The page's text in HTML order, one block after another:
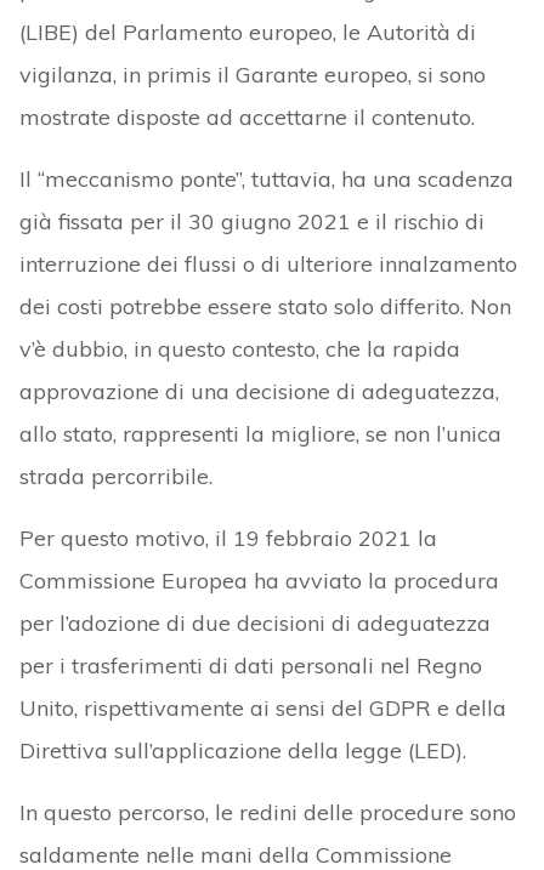
(LIBE) del Parlamento europeo, le Autorità di
vigilanza, in primis il Garante europeo, si sono
mostrate disposte ad accettarne il contenuto.
Il “meccanismo ponte”, tuttavia, ha una scadenza
già fissata per il 30 giugno 2021 e il rischio di
interruzione dei flussi o di ulteriore innalzamento
dei costi potrebbe essere stato solo differito. Non
v’è dubbio, in questo contesto, che la rapida
approvazione di una decisione di adeguatezza,
allo stato, rappresenti la migliore, se non l’unica
strada percorribile.
Per questo motivo, il 19 febbraio 2021 la
Commissione Europea ha avviato la procedura
per l’adozione di due decisioni di adeguatezza
per i trasferimenti di dati personali nel Regno
Unito, rispettivamente ai sensi del GDPR e della
Direttiva sull’applicazione della legge (LED).
In questo percorso, le redini delle procedure sono
saldamente nelle mani della Commissione